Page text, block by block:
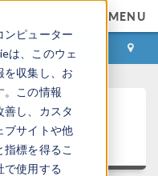
ンピューター
は、このウェ
を収集し、お
。この情報
善し、カスタ
ブサイトや他
標を得るこ
で使用する
MENU
お問い合わせ
and